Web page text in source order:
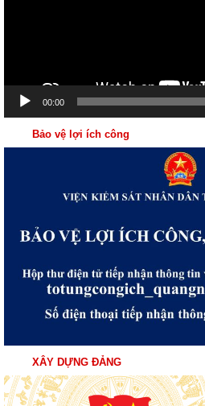
00:00
Bảo vệ lợi ích công
XÂY DỰNG ĐẢNG